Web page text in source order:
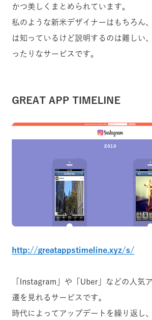
かつ美しくまとめられています。
私のような新米デザイナーはもちろん
は知っているけど説明するのは難しい
ったりなサービスです。
GREAT APP TIMELINE
http://greatappstimeline.xyz/s/
「Instagram」や「Uber」などの人気
遷を見れるサービスです。
時代によってアップデートを繰り返し